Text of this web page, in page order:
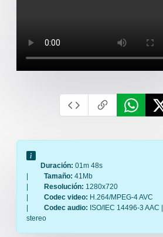
Duración: 01m 48s
|
Tamaño: 41Mb
|
Resolución: 1280x720
|
Codec video: H.264/MPEG-4 AVC
|
Codec audio: ISO/IEC 14496-3 AAC |
stereo